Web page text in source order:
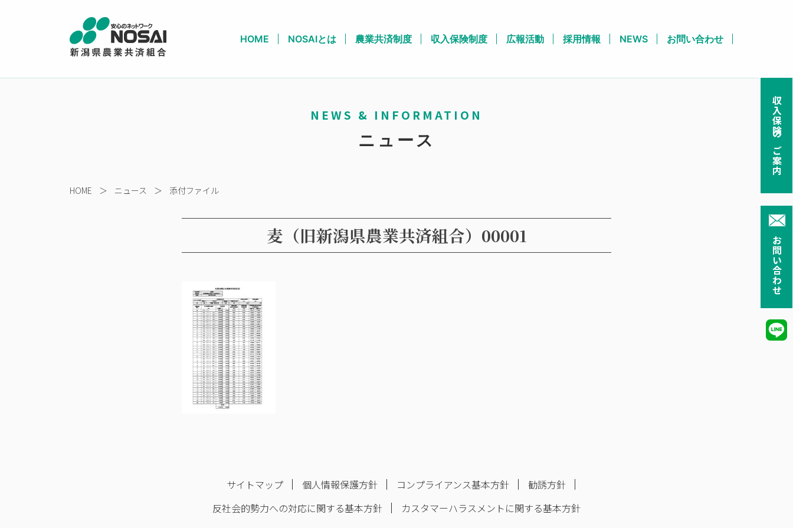
収入保険のご案内
お問い合わせ
HOME NOSAIとは 農業共済制度 収入保険制度 広報活動 採用情報 NEWS お問い合わせ
NEWS & INFORMATION
ニュース
HOME ＞ ニュース ＞ 添付ファイル
麦（旧新潟県農業共済組合）00001
サイトマップ 個人情報保護方針 コンプライアンス基本方針
勧誘方針
反社会的勢力への対応に関する基本方針
カスタマーハラスメントに関する基本方針